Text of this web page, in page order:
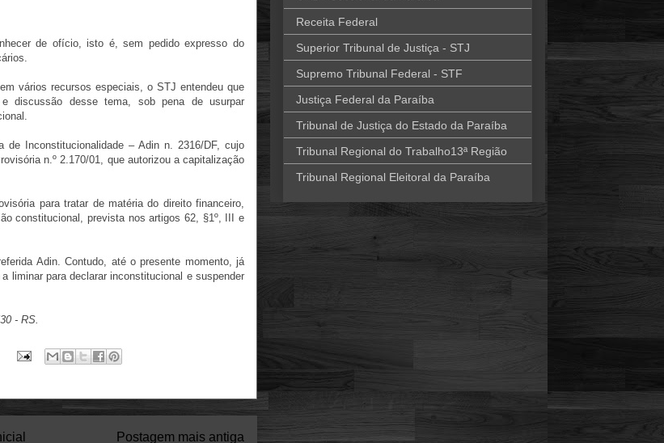
de ofício, isto é, sem pedido expresso do
vários recursos especiais, o STJ entendeu que
discussão desse tema, sob pena de usurpar
Inconstitucionalidade – Adin n. 2316/DF, cujo
n.º 2.170/01, que autorizou a capitalização
para tratar de matéria do direito financeiro,
constitucional, prevista nos artigos 62, §1º, III e
Adin. Contudo, até o presente momento, já
liminar para declarar inconstitucional e suspender
- RS.
Postagem mais antiga
Receita Federal
Superior Tribunal de Justiça - STJ
Supremo Tribunal Federal - STF
Justiça Federal da Paraíba
Tribunal de Justiça do Estado da Paraíba
Tribunal Regional do Trabalho13ª Região
Tribunal Regional Eleitoral da Paraíba